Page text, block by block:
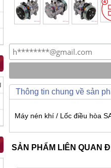
Thông tin chung về sản
Máy nén khí / Lốc điều hòa
SẢN PHẨM LIÊN QUAN